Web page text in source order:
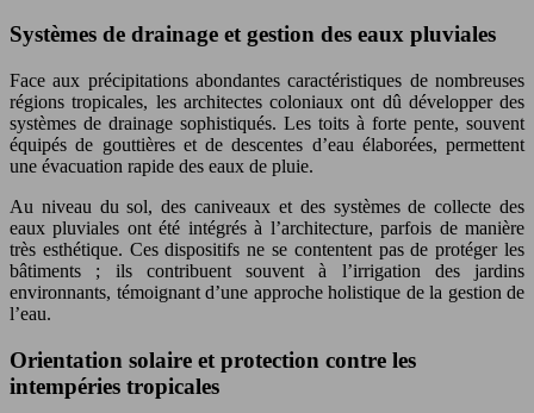
Systèmes de drainage et gestion des eaux pluviales
Face aux précipitations abondantes caractéristiques de nombreuses
régions tropicales, les architectes coloniaux ont dû développer des
systèmes de drainage sophistiqués. Les toits à forte pente, souvent
équipés de gouttières et de descentes d’eau élaborées, permettent
une évacuation rapide des eaux de pluie.
Au niveau du sol, des caniveaux et des systèmes de collecte des
eaux pluviales ont été intégrés à l’architecture, parfois de manière
très esthétique. Ces dispositifs ne se contentent pas de protéger les
bâtiments ; ils contribuent souvent à l’irrigation des jardins
environnants, témoignant d’une approche holistique de la gestion de
l’eau.
Orientation solaire et protection contre les
intempéries tropicales